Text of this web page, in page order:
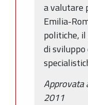
a valutare
Emilia-
politiche, il
di
Approvata
2011